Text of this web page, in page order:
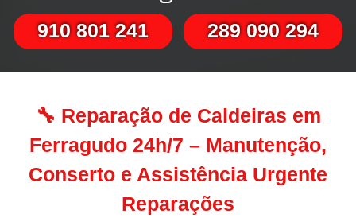
910 801 241 289 090 294
🔧 Reparação de Caldeiras em
Ferragudo 24h/7 – Manutenção,
Conserto e Assistência Urgente
Reparações